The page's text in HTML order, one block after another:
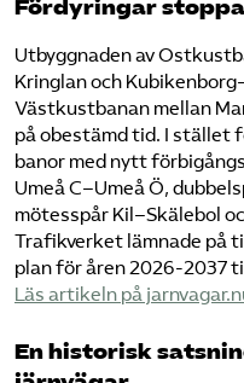
Fördyringar
Utbyggnaden av
Kringlan och
Västkustbanan mellan
på obestämd tid. I stället
banor med nytt
Umeå C–Umeå Ö,
mötesspår Kil–Skälebol
Trafikverket lämnade på
plan för åren 2026-2037
Läs artikeln på
En historisk